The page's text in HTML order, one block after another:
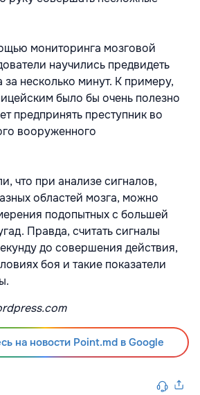
мониторинга мозговой
научились предвидеть
за несколько минут. К примеру,
было бы очень полезно
предпринять преступник во
вооруженного
что при анализе сигналов,
областей мозга, можно
подопытных с большей
Правда, считать сигналы
до совершения действия,
боя и такие показатели
на новости Point.md в Google